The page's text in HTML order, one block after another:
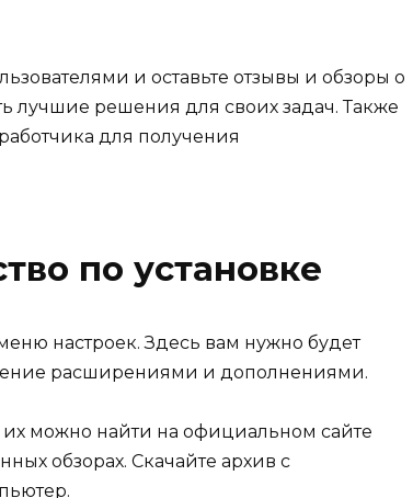
и оставьте отзывы и обзоры о
лучшие решения для своих задач. Также
для получения
по установке
настроек. Здесь вам нужно будет
расширениями и дополнениями.
можно найти на официальном сайте
обзорах. Скачайте архив с